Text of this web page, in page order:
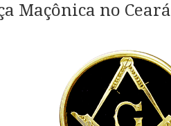
Maçônica no Ceará